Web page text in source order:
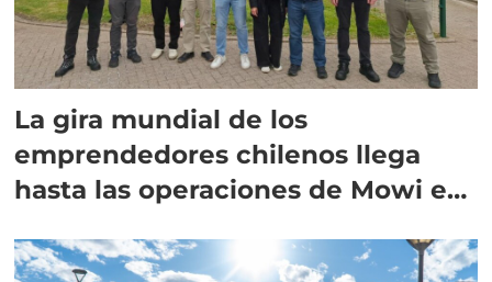
La gira mundial de los
emprendedores chilenos llega
hasta las operaciones de Mowi en